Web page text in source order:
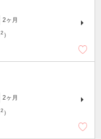
2ヶ月
2 ）
2ヶ月
2 ）